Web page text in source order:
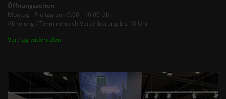
Öffnungszeiten
Montag - Freitag von 9:00 - 16:00 Uhr
Abholung / Termine nach Vereinbarung bis 18 Uhr
Vertrag widerrufen